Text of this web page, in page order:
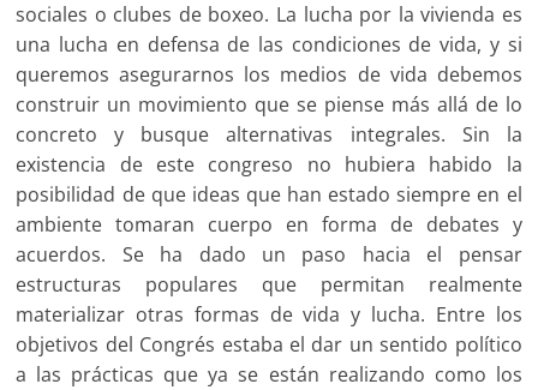
sociales o clubes de boxeo. La lucha por la vivienda es
una lucha en defensa de las condiciones de vida, y si
queremos asegurarnos los medios de vida debemos
construir un movimiento que se piense más allá de lo
concreto y busque alternativas integrales. Sin la
existencia de este congreso no hubiera habido la
posibilidad de que ideas que han estado siempre en el
ambiente tomaran cuerpo en forma de debates y
acuerdos. Se ha dado un paso hacia el pensar
estructuras populares que permitan realmente
materializar otras formas de vida y lucha. Entre los
objetivos del Congrés estaba el dar un sentido político
a las prácticas que ya se están realizando como los